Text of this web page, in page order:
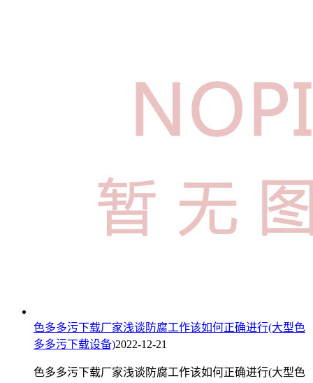
色多多污下载厂家浅谈防腐工作该如何正确进行(大型色
多多污下载设备)2022-12-21
色多多污下载厂家浅谈防腐工作该如何正确进行(大型色